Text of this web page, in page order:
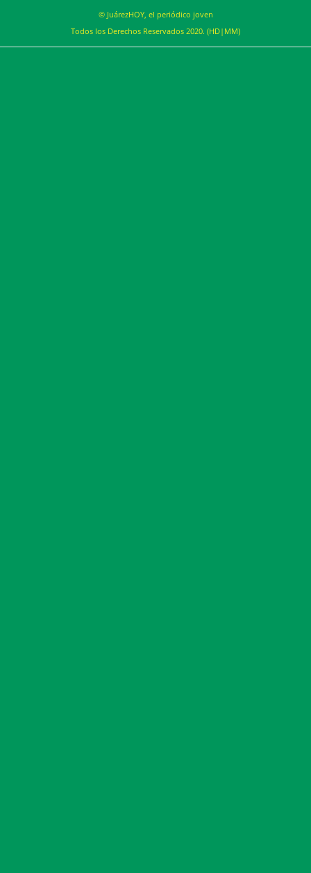
© JuárezHOY, el periódico joven
Todos los Derechos Reservados 2020. (HD|MM)